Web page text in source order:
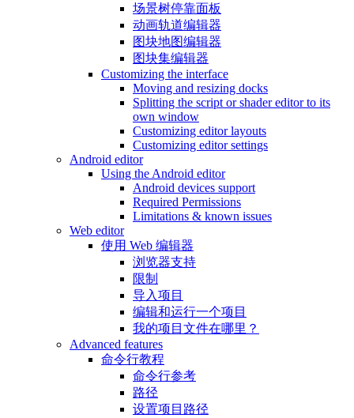
场景树停靠面板
动画轨道编辑器
图块地图编辑器
图块集编辑器
Customizing the interface
Moving and resizing docks
Splitting the script or shader editor to its
own window
Customizing editor layouts
Customizing editor settings
Android editor
Using the Android editor
Android devices support
Required Permissions
Limitations & known issues
Web editor
使用 Web 编辑器
浏览器支持
限制
导入项目
编辑和运行一个项目
我的项目文件在哪里？
Advanced features
命令行教程
命令行参考
路径
设置项目路径